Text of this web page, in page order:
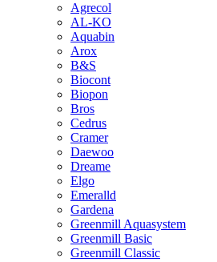
Agrecol
AL-KO
Aquabin
Arox
B&S
Biocont
Biopon
Bros
Cedrus
Cramer
Daewoo
Dreame
Elgo
Emeralld
Gardena
Greenmill Aquasystem
Greenmill Basic
Greenmill Classic